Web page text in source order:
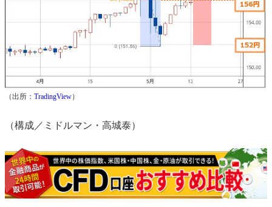
（出所： TradingView）
（構成／ミドルマン・高城泰）